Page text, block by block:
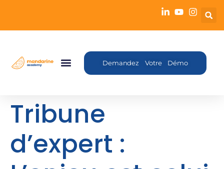
Demandez Votre Démo
Tribune
d’expert :